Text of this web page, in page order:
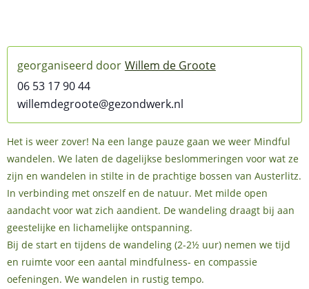
Willem de Groote
06 53 17 90 44
willemdegroote@gezondwerk.nl
Het is weer zover! Na een lange pauze gaan we weer Mindful
wandelen. We laten de dagelijkse beslommeringen voor wat ze
zijn en wandelen in stilte in de prachtige bossen van Austerlitz.
In verbinding met onszelf en de natuur. Met milde open
aandacht voor wat zich aandient. De wandeling draagt bij aan
geestelijke en lichamelijke ontspanning.
Bij de start en tijdens de wandeling (2-2½ uur) nemen we tijd
en ruimte voor een aantal mindfulness- en compassie
oefeningen. We wandelen in rustig tempo.